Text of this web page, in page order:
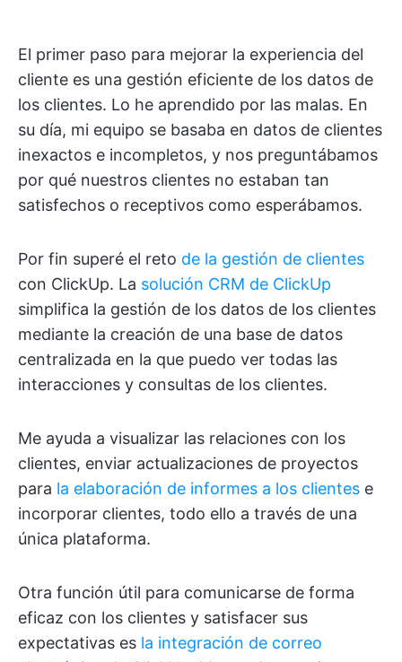
El primer paso para mejorar la experiencia del
cliente es una gestión eficiente de los datos de
los clientes. Lo he aprendido por las malas. En
su día, mi equipo se basaba en datos de clientes
inexactos e incompletos, y nos preguntábamos
por qué nuestros clientes no estaban tan
satisfechos o receptivos como esperábamos.
Por fin superé el reto de la gestión de clientes
con ClickUp. La solución CRM de ClickUp
simplifica la gestión de los datos de los clientes
mediante la creación de una base de datos
centralizada en la que puedo ver todas las
interacciones y consultas de los clientes.
Me ayuda a visualizar las relaciones con los
clientes, enviar actualizaciones de proyectos
para la elaboración de informes a los clientes e
incorporar clientes, todo ello a través de una
única plataforma.
Otra función útil para comunicarse de forma
eficaz con los clientes y satisfacer sus
expectativas es la integración de correo